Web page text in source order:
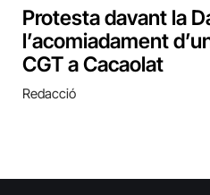
Protesta davant la
l’acomiadament
CGT a Cacaolat
Redacció